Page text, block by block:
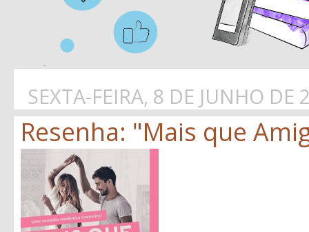
SEXTA-FEIRA, 8 DE JUNHO DE
Resenha: "Mais que